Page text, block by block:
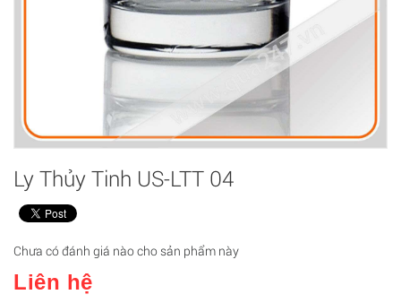
Ly Thủy Tinh US-LTT 04
Chưa có đánh giá nào cho sản phẩm này
Liên hệ